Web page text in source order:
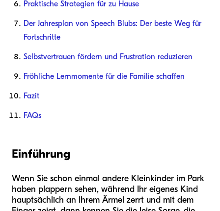
Praktische Strategien für zu Hause
Der Jahresplan von Speech Blubs: Der beste Weg für
Fortschritte
Selbstvertrauen fördern und Frustration reduzieren
Fröhliche Lernmomente für die Familie schaffen
Fazit
FAQs
Einführung
Wenn Sie schon einmal andere Kleinkinder im Park
haben plappern sehen, während Ihr eigenes Kind
hauptsächlich an Ihrem Ärmel zerrt und mit dem